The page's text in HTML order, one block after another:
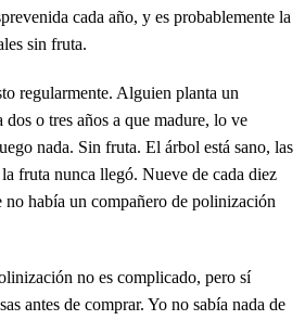
cada año, y es probablemente la
sin fruta.
regularmente. Alguien planta un
dos o tres años a que madure, lo ve
nada. Sin fruta. El árbol está sano, las
fruta nunca llegó. Nueve de cada diez
no había un compañero de polinización
no es complicado, pero sí
antes de comprar. Yo no sabía nada de